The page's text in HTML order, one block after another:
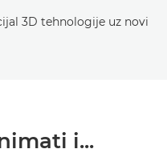
3D tehnologije uz novi
i...